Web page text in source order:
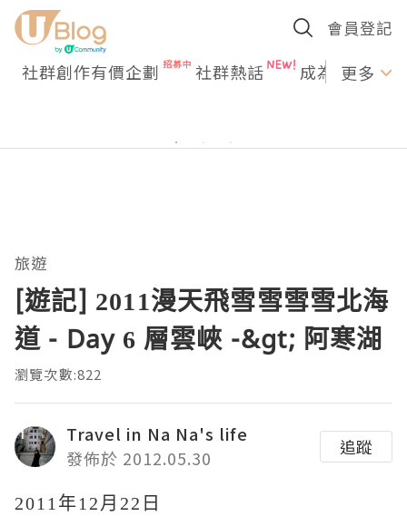
會員登記
社群創作有價企劃 社群熱話 成為U更多
旅遊
[遊記] 2011漫天飛雪雪雪雪北海
道 - Day 6 層雲峽 -&gt; 阿寒湖
瀏覽次數:822
Travel in Na Na's life
發佈於 2012.05.30
追蹤
2011年12月22日